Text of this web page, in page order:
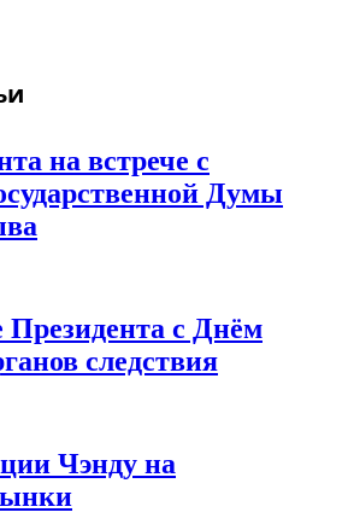
на встрече с
Думы
Президента с Днём
следствия
Чэнду на